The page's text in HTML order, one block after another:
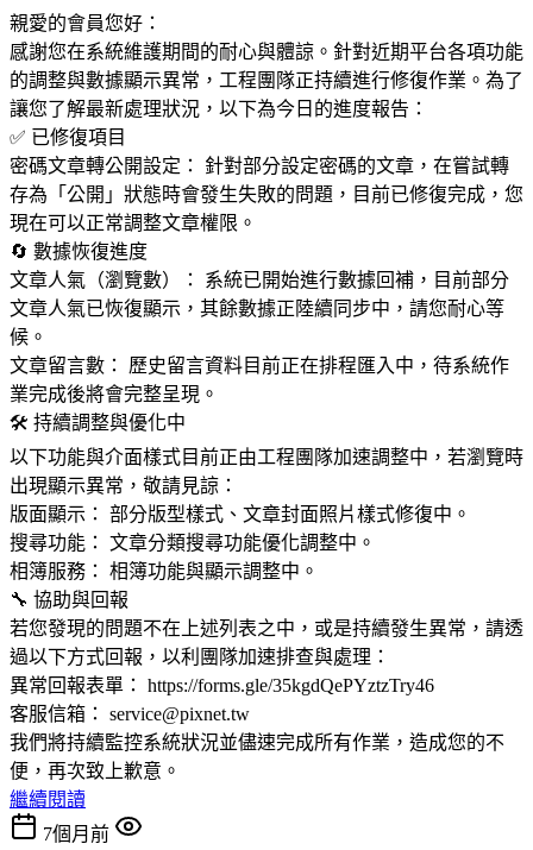
親愛的會員您好：
感謝您在系統維護期間的耐心與體諒。針對近期平台各項功能
的調整與數據顯示異常，工程團隊正持續進行修復作業。為了
讓您了解最新處理狀況，以下為今日的進度報告：
✅ 已修復項目
密碼文章轉公開設定： 針對部分設定密碼的文章，在嘗試轉
存為「公開」狀態時會發生失敗的問題，目前已修復完成，您
現在可以正常調整文章權限。
🔄 數據恢復進度
文章人氣（瀏覽數）： 系統已開始進行數據回補，目前部分
文章人氣已恢復顯示，其餘數據正陸續同步中，請您耐心等
候。
文章留言數： 歷史留言資料目前正在排程匯入中，待系統作
業完成後將會完整呈現。
🛠 持續調整與優化中
以下功能與介面樣式目前正由工程團隊加速調整中，若瀏覽時
出現顯示異常，敬請見諒：
版面顯示： 部分版型樣式、文章封面照片樣式修復中。
搜尋功能： 文章分類搜尋功能優化調整中。
相簿服務： 相簿功能與顯示調整中。
🔧 協助與回報
若您發現的問題不在上述列表之中，或是持續發生異常，請透
過以下方式回報，以利團隊加速排查與處理：
異常回報表單： https://forms.gle/35kgdQePYztzTry46
客服信箱： service@pixnet.tw
我們將持續監控系統狀況並儘速完成所有作業，造成您的不
便，再次致上歉意。
繼續閱讀
7個月前